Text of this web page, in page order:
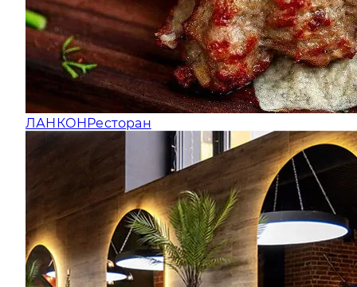
ЛАНКОН Ресторан